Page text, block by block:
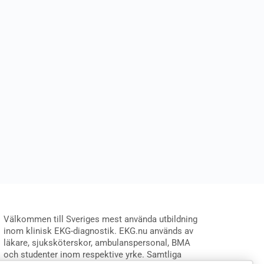
Välkommen till Sveriges mest använda utbildning
inom klinisk EKG-diagnostik. EKG.nu används av
läkare, sjuksköterskor, ambulanspersonal, BMA
och studenter inom respektive yrke. Samtliga